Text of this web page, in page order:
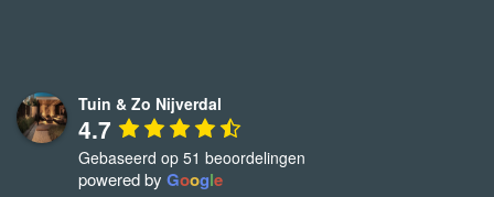
Tuin & Zo Nijverdal
4.7
Gebaseerd op 51 beoordelingen
powered by Google